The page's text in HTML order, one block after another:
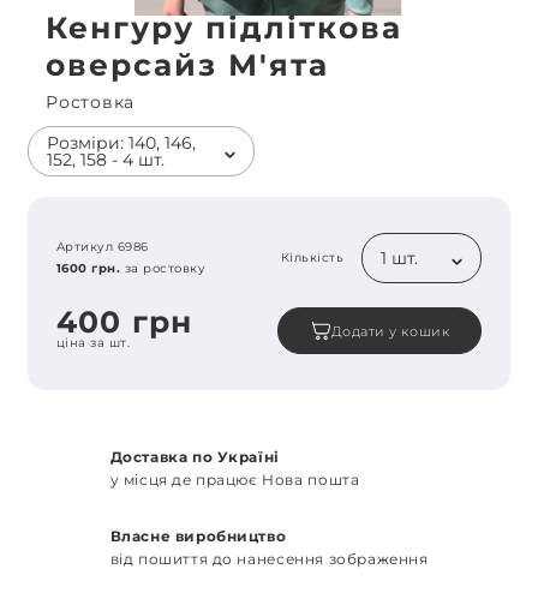
Кенгуру підліткова
оверсайз М'ята
Ростовка
Розміри: 140, 146,
152, 158 - 4 шт.
Артикул 6986
1600 грн. за ростовку
Кількість 1 шт.
400 грн
ціна за шт.
Додати у кошик
Доставка по Україні
у місця де працює Нова пошта
Власне виробництво
від пошиття до нанесення зображення